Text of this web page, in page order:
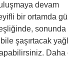
devam
bir ortamda
sonunda
şaşırtacak
Daha